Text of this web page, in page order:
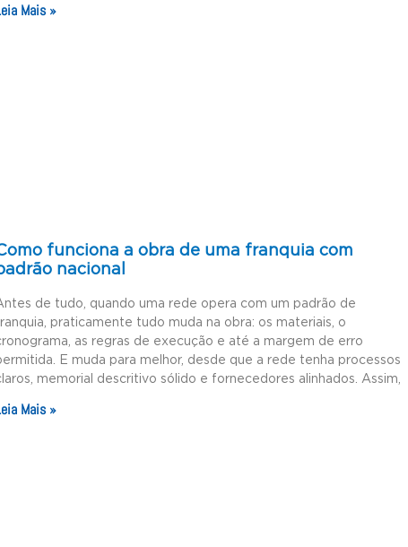
Mais »
funciona a obra de uma franquia com
nacional
de tudo, quando uma rede opera com um padrão de
praticamente tudo muda na obra: os materiais, o
as regras de execução e até a margem de erro
E muda para melhor, desde que a rede tenha processos
memorial descritivo sólido e fornecedores alinhados. Assim,
Mais »